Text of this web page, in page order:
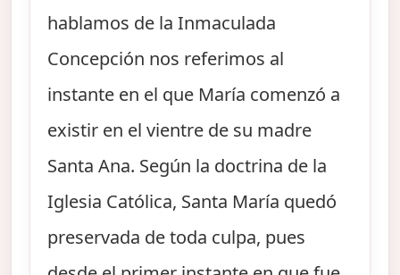
hablamos de la Inmaculada
Concepción nos referimos al
instante en el que María comenzó a
existir en el vientre de su madre
Santa Ana. Según la doctrina de la
Iglesia Católica, Santa María quedó
preservada de toda culpa, pues